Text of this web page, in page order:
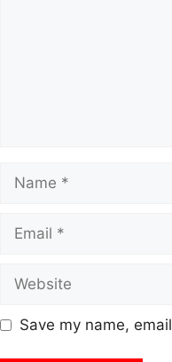
Save my name,